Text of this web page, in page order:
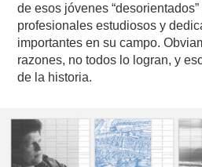
de esos jóvenes
profesionales estudiosos y
importantes en su campo.
razones, no todos lo logran, y
de la historia.